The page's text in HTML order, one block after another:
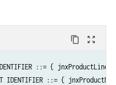
IDENTIFIER ::= {
IDENTIFIER ::= {
IDENTIFIER ::= {
IDENTIFIER ::= {
content_copy zoom_out_map
::= { jnxProductLine
IDENTIFIER ::= {